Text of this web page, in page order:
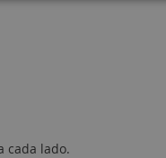
cada lado.